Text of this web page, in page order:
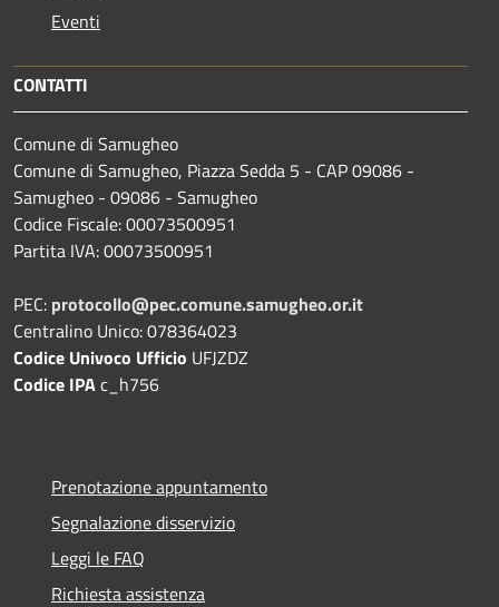
Eventi
CONTATTI
Comune di Samugheo
Comune di Samugheo, Piazza Sedda 5 - CAP 09086 -
Samugheo - 09086 - Samugheo
Codice Fiscale: 00073500951
Partita IVA: 00073500951
PEC: protocollo@pec.comune.samugheo.or.it
Centralino Unico: 078364023
Codice Univoco Ufficio UFJZDZ
Codice IPAc_h756
Prenotazione appuntamento
Segnalazione disservizio
Leggi le FAQ
Richiesta assistenza